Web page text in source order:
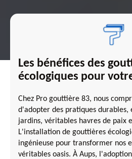
Les bénéfices des
écologiques pour
Chez Pro gouttière 83, nous
d'adopter des pratiques durables,
jardins, véritables havres de paix
L'installation de gouttières
ingénieuse pour transformer nos
véritables oasis. À Aups,